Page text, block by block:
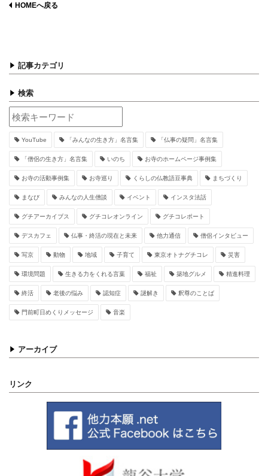
HOMEへ戻る
記事カテゴリ
検索
YouTube 「みんなの生き方」名言集 「仏事の疑問」名言集
「僧侶の生き方」名言集 いのち お寺のホームページ事例集
お寺の活動事例集 お寺巡り くらしの仏教語豆事典 まちづくり
まなび みんなの人生僧談 イベント インスタ法話
グチアーカイブス グチコレオンライン グチコレポート
デスカフェ 仏事・終活の現在と未来 他力通信 僧侶インタビュー
写京 動物 地域 子育て 東京オトナグチコレ 災害
環境問題 生きる力をくれる言葉 福祉 築地グルメ 精進料理
終活 老後の悩み 認知症 謎解き 釈尊のことば
門前町日めくりメッセージ 音楽
アーカイブ
リンク